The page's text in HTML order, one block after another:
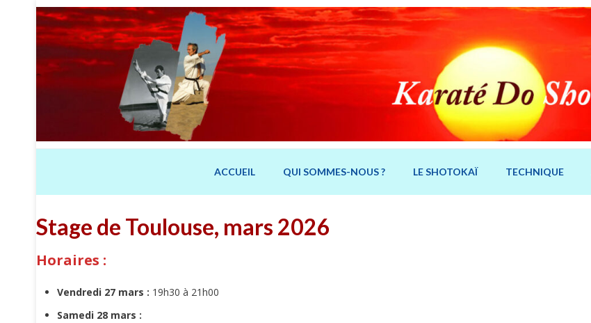
ACCUEIL QUI SOMMES-NOUS ? LE SHOTOKAÏ TECHNIQUE
Stage de Toulouse, mars 2026
Horaires :
Vendredi 27 mars : 19h30 à 21h00
Samedi 28 mars :